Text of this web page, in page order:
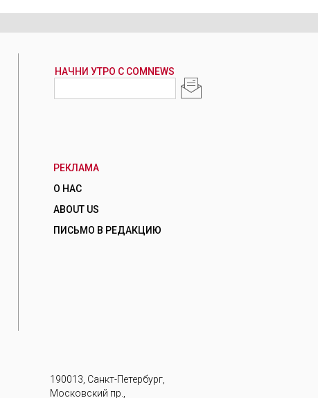
РЕКЛАМА
О НАС
ABOUT US
ПИСЬМО В РЕДАКЦИЮ
190013, Санкт-Петербург,
Московский пр.,